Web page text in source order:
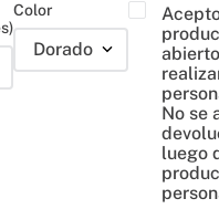
Color
Dorado
No se
luego